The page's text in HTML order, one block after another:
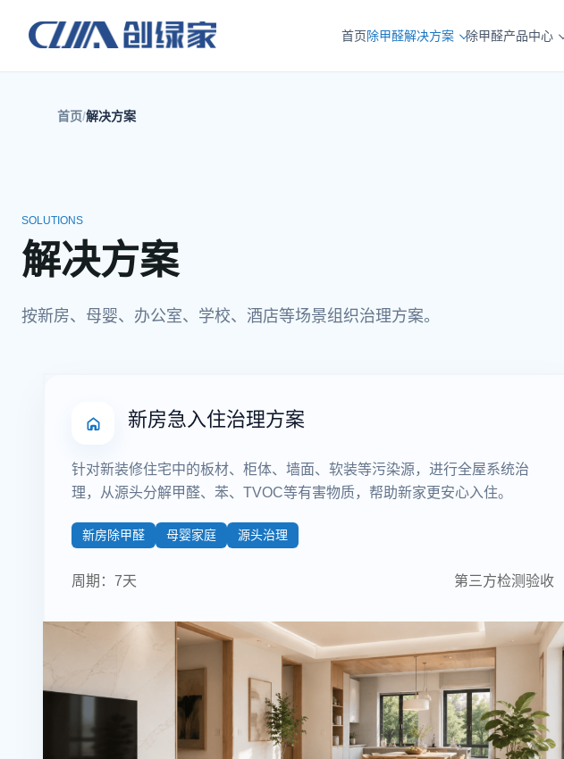
首页除甲醛解决方案 除甲醛产品中心
首页 解决方案
SOLUTIONS
解决方案
按新房、母婴、办公室、学校、酒店等场景组织治理方案。
新房急入住治理方案
针对新装修住宅中的板材、柜体、墙面、软装等污染源，进行全屋系统治
理，从源头分解甲醛、苯、TVOC等有害物质，帮助新家更安心入住。
新房除甲醛 母婴家庭 源头治理
周期：7天 第三方检测验收